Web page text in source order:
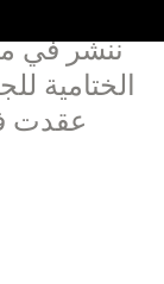
ننشر في
الختامية